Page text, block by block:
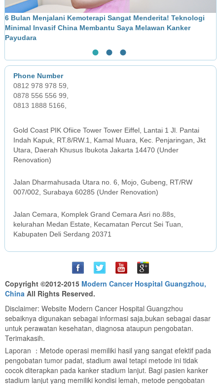
6 Bulan Menjalani Kemoterapi Sangat Menderita! Teknologi
Minimal Invasif China Membantu Saya Melawan Kanker
Payudara
● ● ●
0812 978 978 59,
0878 556 556 99,
0813 1888 5166,
Gold Coast PIK Ofiice Tower Tower Eiffel, Lantai 1 Jl. Pantai
Indah Kapuk, RT.8/RW.1, Kamal Muara, Kec. Penjaringan, Jkt
Utara, Daerah Khusus Ibukota Jakarta 14470 (Under
Renovation)
Jalan Dharmahusada Utara no. 6, Mojo, Gubeng, RT/RW
007/002, Surabaya 60285 (Under Renovation)
Jalan Cemara, Komplek Grand Cemara Asri no.88s,
kelurahan Medan Estate, Kecamatan Percut Sei Tuan,
Kabupaten Deli Serdang 20371
Copyright ©2012-2015 Modern Cancer Hospital Guangzhou,
China All Rights Reserved.
Disclaimer: Website Modern Cancer Hospital Guangzhou
sebaiknya digunakan sebagai informasi saja,bukan sebagai dasar
untuk perawatan kesehatan, diagnosa ataupun pengobatan.
Terimakasih.
Laporan ：Metode operasi memiliki hasil yang sangat efektif pada
pengobatan tumor padat, stadium awal tetapi metode ini tidak
cocok diterapkan pada kanker stadium lanjut. Bagi pasien kanker
stadium lanjut yang memiliki kondisi lemah, metode pengobatan